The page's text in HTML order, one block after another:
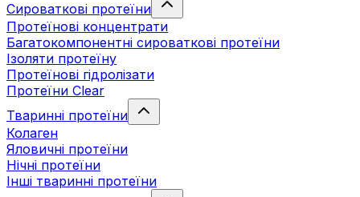
Сироваткові протеїни
Протеїнові концентрати
Багатокомпонентні сироваткові протеїни
Ізоляти протеїну
Протеїнові гідролізати
Протеїни Clear
Тваринні протеїни
Колаген
Яловичні протеїни
Нічні протеїни
Інші тваринні протеїни